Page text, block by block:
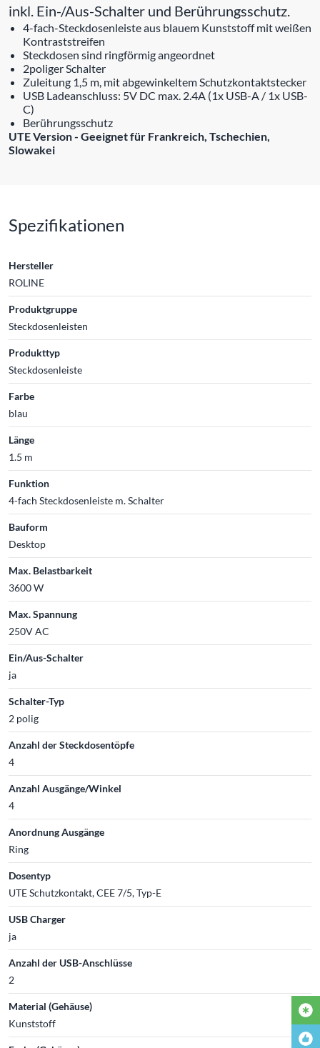
inkl. Ein-/Aus-Schalter und Berührungsschutz.
4-fach-Steckdosenleiste aus blauem Kunststoff mit weißen
Kontraststreifen
Steckdosen sind ringförmig angeordnet
2poliger Schalter
Zuleitung 1,5 m, mit abgewinkeltem Schutzkontaktstecker
USB Ladeanschluss: 5V DC max. 2.4A (1x USB-A / 1x USB-
C)
Berührungsschutz
UTE Version - Geeignet für Frankreich, Tschechien,
Slowakei
Spezifikationen
Hersteller
ROLINE
Produktgruppe
Steckdosenleisten
Produkttyp
Steckdosenleiste
Farbe
blau
Länge
1.5 m
Funktion
4-fach Steckdosenleiste m. Schalter
Bauform
Desktop
Max. Belastbarkeit
3600 W
Max. Spannung
250V AC
Ein/Aus-Schalter
ja
Schalter-Typ
2 polig
Anzahl der Steckdosentöpfe
4
Anzahl Ausgänge/Winkel
4
Anordnung Ausgänge
Ring
Dosentyp
UTE Schutzkontakt, CEE 7/5, Typ-E
USB Charger
ja
Anzahl der USB-Anschlüsse
2
Material (Gehäuse)
Kunststoff